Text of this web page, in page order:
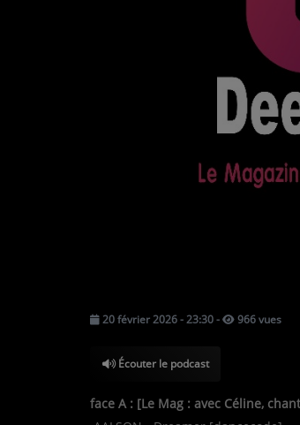
C'EST QUOI CETTE RADIO ?
20 février 2026 - 23:30- 966 vues
Écouter le podcast
face A : [Le Mag : avec Céline,